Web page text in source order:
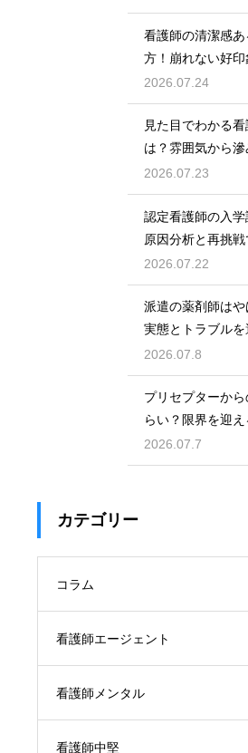
看護師の清潔感
方！崩れない好
2026.07.24
見た目でわかる
は？雰囲気から
密
2026.07.23
認定看護師の入学
原因分析と再挑
2026.07.22
派遣の薬剤師は
実態とトラブル
き方を解説
2026.07.8
プリセプターか
らい？限界を迎え
処法
2026.07.7
カテゴリー
コラム
看護師エージェント
看護師メンタル
看護師中堅